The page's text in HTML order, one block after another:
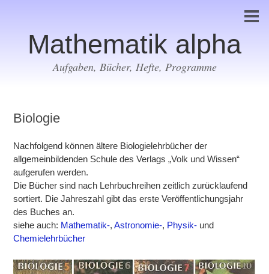
Mathematik alpha
Aufgaben, Bücher, Hefte, Programme
Biologie
Nachfolgend können ältere Biologielehrbücher der
allgemeinbildenden Schule des Verlags „Volk und Wissen“
aufgerufen werden.
Die Bücher sind nach Lehrbuchreihen zeitlich zurücklaufend
sortiert. Die Jahreszahl gibt das erste Veröffentlichungsjahr
des Buches an.
siehe auch: Mathematik-,Astronomie-, Physik- und
Chemielehrbücher